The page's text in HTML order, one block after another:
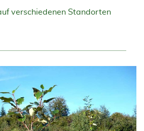
verschiedenen Standorten